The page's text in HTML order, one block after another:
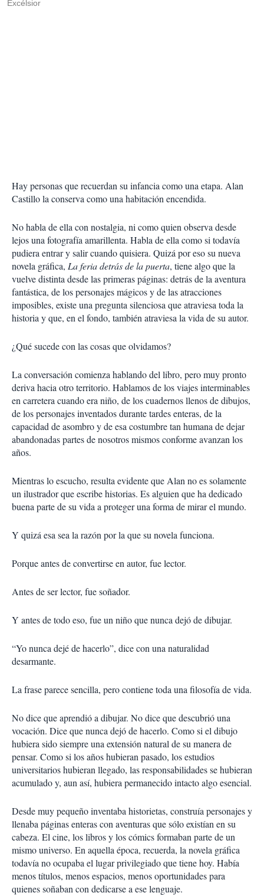
Excélsior
Hay personas que recuerdan su infancia como una etapa. Alan
Castillo la conserva como una habitación encendida.
No habla de ella con nostalgia, ni como quien observa desde
lejos una fotografía amarillenta. Habla de ella como si todavía
pudiera entrar y salir cuando quisiera. Quizá por eso su nueva
novela gráfica, La feria detrás de la puerta, tiene algo que la
vuelve distinta desde las primeras páginas: detrás de la aventura
fantástica, de los personajes mágicos y de las atracciones
imposibles, existe una pregunta silenciosa que atraviesa toda la
historia y que, en el fondo, también atraviesa la vida de su autor.
¿Qué sucede con las cosas que olvidamos?
La conversación comienza hablando del libro, pero muy pronto
deriva hacia otro territorio. Hablamos de los viajes interminables
en carretera cuando era niño, de los cuadernos llenos de dibujos,
de los personajes inventados durante tardes enteras, de la
capacidad de asombro y de esa costumbre tan humana de dejar
abandonadas partes de nosotros mismos conforme avanzan los
años.
Mientras lo escucho, resulta evidente que Alan no es solamente
un ilustrador que escribe historias. Es alguien que ha dedicado
buena parte de su vida a proteger una forma de mirar el mundo.
Y quizá esa sea la razón por la que su novela funciona.
Porque antes de convertirse en autor, fue lector.
Antes de ser lector, fue soñador.
Y antes de todo eso, fue un niño que nunca dejó de dibujar.
“Yo nunca dejé de hacerlo”, dice con una naturalidad
desarmante.
La frase parece sencilla, pero contiene toda una filosofía de vida.
No dice que aprendió a dibujar. No dice que descubrió una
vocación. Dice que nunca dejó de hacerlo. Como si el dibujo
hubiera sido siempre una extensión natural de su manera de
pensar. Como si los años hubieran pasado, los estudios
universitarios hubieran llegado, las responsabilidades se hubieran
acumulado y, aun así, hubiera permanecido intacto algo esencial.
Desde muy pequeño inventaba historietas, construía personajes y
llenaba páginas enteras con aventuras que sólo existían en su
cabeza. El cine, los libros y los cómics formaban parte de un
mismo universo. En aquella época, recuerda, la novela gráfica
todavía no ocupaba el lugar privilegiado que tiene hoy. Había
menos títulos, menos espacios, menos oportunidades para
quienes soñaban con dedicarse a ese lenguaje.